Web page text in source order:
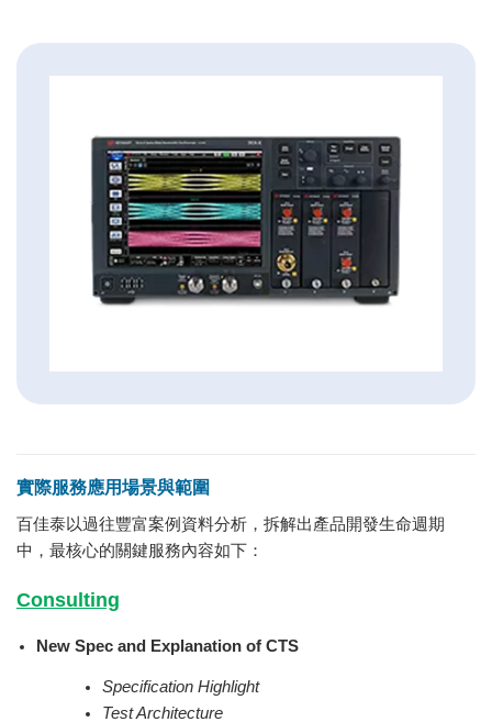
實際服務應用場景與範圍
百佳泰以過往豐富案例資料分析，拆解出產品開發生命週期
中，最核心的關鍵服務內容如下：
Consulting
New Spec and Explanation of CTS
Specification Highlight
Test Architecture